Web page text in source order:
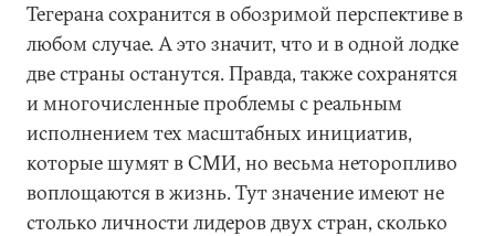
Тегерана сохранится в обозримой перспективе в
любом случае. А это значит, что и в одной лодке
две страны останутся. Правда, также сохранятся
и многочисленные проблемы с реальным
исполнением тех масштабных инициатив,
которые шумят в СМИ, но весьма неторопливо
воплощаются в жизнь. Тут значение имеют не
столько личности лидеров двух стран, сколько